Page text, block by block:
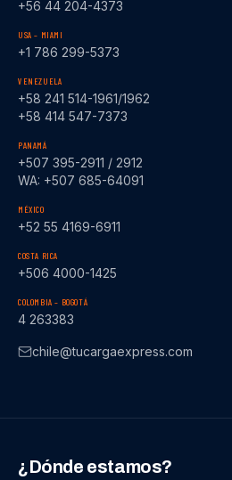
+56 44 204-4373
USA – MIAMI
+1 786 299-5373
VENEZUELA
+58 241 514-1961/1962
+58 414 547-7373
PANAMÁ
+507 395-2911 / 2912
WA: +507 685-64091
MÉXICO
+52 55 4169-6911
COSTA RICA
+506 4000-1425
COLOMBIA – BOGOTÁ
4 263383
chile@tucargaexpress.com
¿Dónde estamos?